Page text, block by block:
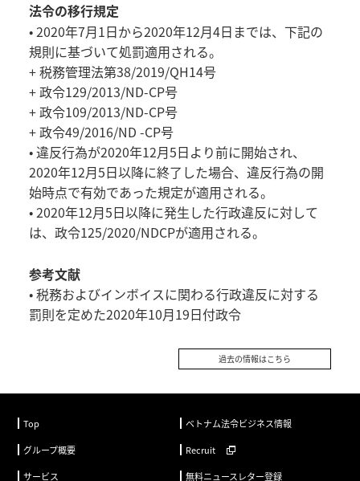
法令の移行規定
• 2020年7月1日から2020年12月4日までは、下記の
規則に基づいて処罰適用される。
+ 税務管理法第38/2019/QH14号
+ 政令129/2013/ND-CP号
+ 政令109/2013/ND-CP号
+ 政令49/2016/ND -CP号
• 違反行為が2020年12月5日より前に開始され、
2020年12月5日以降に終了した場合、違反行為の開
始時点で有効であった規定が適用される。
• 2020年12月5日以降に発生した行政違反に対して
は、政令125/2020/NDCPが適用される。
参考文献
• 税務およびインボイスに関わる行政違反に対する
罰則を定めた2020年10月19日付政令
過去の情報はこちら
Top
グループ概要
サービス
ベトナム法令ビジネス情報
Recruit
無料ニュースレター登録